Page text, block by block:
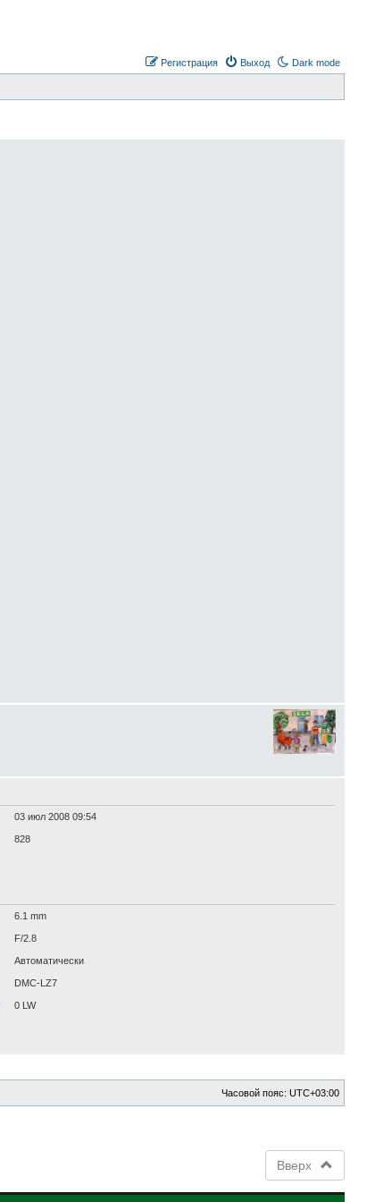
Dark mode
Выход
Регистрация
03 июл 2008 09:54
828
6.1 mm
F/2.8
Автоматически
DMC-LZ7
0 LW
Часовой пояс:UTC+03:00
Вверх